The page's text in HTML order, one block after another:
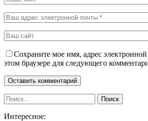
Сохраните мое имя, адрес
этом браузере для следующего
Интересное: